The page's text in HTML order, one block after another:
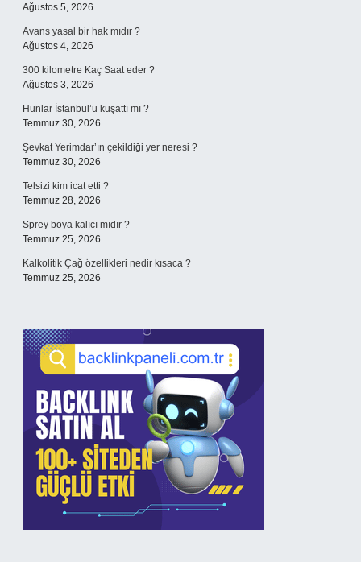
Ağustos 5, 2026
Avans yasal bir hak mıdır ?
Ağustos 4, 2026
300 kilometre Kaç Saat eder ?
Ağustos 3, 2026
Hunlar İstanbul’u kuşattı mı ?
Temmuz 30, 2026
Şevkat Yerimdar’ın çekildiği yer neresi ?
Temmuz 30, 2026
Telsizi kim icat etti ?
Temmuz 28, 2026
Sprey boya kalıcı mıdır ?
Temmuz 25, 2026
Kalkolitik Çağ özellikleri nedir kısaca ?
Temmuz 25, 2026